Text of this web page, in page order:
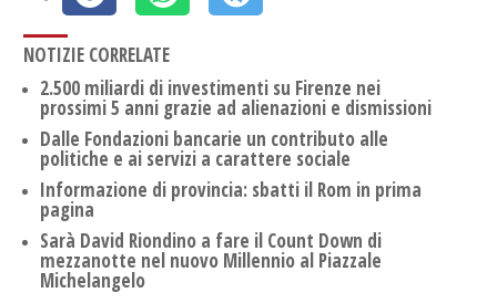
NOTIZIE CORRELATE
2.500 miliardi di investimenti su Firenze nei
prossimi 5 anni grazie ad alienazioni e dismissioni
Dalle Fondazioni bancarie un contributo alle
politiche e ai servizi a carattere sociale
Informazione di provincia: sbatti il Rom in prima
pagina
Sarà David Riondino a fare il Count Down di
mezzanotte nel nuovo Millennio al Piazzale
Michelangelo